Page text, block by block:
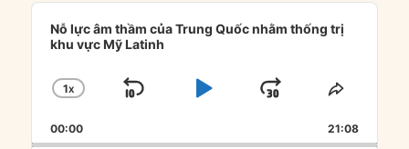
Audio
Player
Nỗ lực âm thầm của Trung Quốc nhằm thống trị
khu vực Mỹ Latinh
CHANGE
RATE
1X
SKIP
PLAYJUMP
FORWARD
SHARE
00:00 21:08